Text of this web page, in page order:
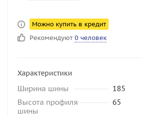
Можно купить в кредит
Рекомендуют 0 человек
Характеристики
Ширина шины
185
Высота профиля
шины
65